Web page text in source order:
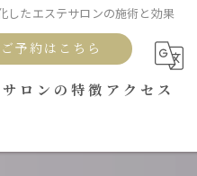
したエステサロンの施術と効果
ご予約はこちら
ロンの特徴 アクセス